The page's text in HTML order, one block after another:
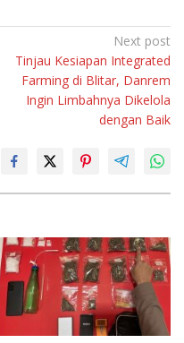
Next post
Tinjau Kesiapan Integrated
Farming di Blitar, Danrem
Ingin Limbahnya Dikelola
dengan Baik